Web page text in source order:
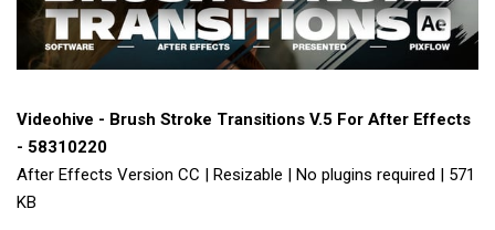
Videohive - Brush Stroke Transitions V.5 For After Effects
- 58310220
After Effects Version CC | Resizable | No plugins required | 571
KB